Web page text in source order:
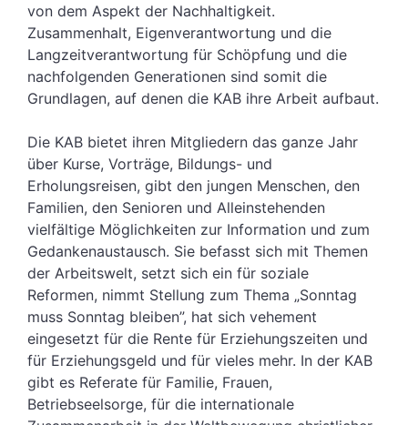
von dem Aspekt der Nachhaltigkeit.
Zusammenhalt, Eigenverantwortung und die
Langzeitverantwortung für Schöpfung und die
nachfolgenden Generationen sind somit die
Grundlagen, auf denen die KAB ihre Arbeit aufbaut.
Die KAB bietet ihren Mitgliedern das ganze Jahr
über Kurse, Vorträge, Bildungs- und
Erholungsreisen, gibt den jungen Menschen, den
Familien, den Senioren und Alleinstehenden
vielfältige Möglichkeiten zur Information und zum
Gedankenaustausch. Sie befasst sich mit Themen
der Arbeitswelt, setzt sich ein für soziale
Reformen, nimmt Stellung zum Thema „Sonntag
muss Sonntag bleiben”, hat sich vehement
eingesetzt für die Rente für Erziehungszeiten und
für Erziehungsgeld und für vieles mehr. In der KAB
gibt es Referate für Familie, Frauen,
Betriebseelsorge, für die internationale